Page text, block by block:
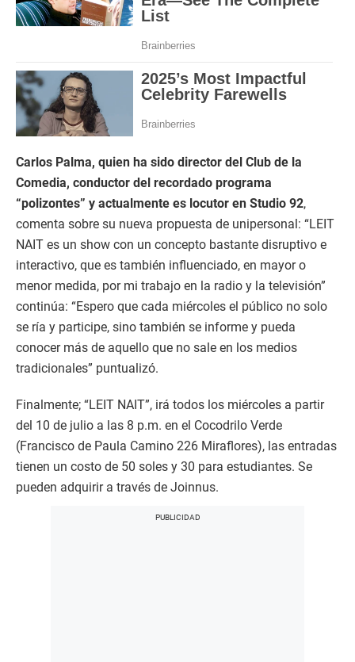
Carlos Palma, quien ha sido director del Club de la
Comedia, conductor del recordado programa
“polizontes” y actualmente es locutor en Studio 92,
comenta sobre su nueva propuesta de unipersonal: “LEIT
NAIT es un show con un concepto bastante disruptivo e
interactivo, que es también influenciado, en mayor o
menor medida, por mi trabajo en la radio y la televisión”
continúa: “Espero que cada miércoles el público no solo
se ría y participe, sino también se informe y pueda
conocer más de aquello que no sale en los medios
tradicionales” puntualizó.
Finalmente; “LEIT NAIT”, irá todos los miércoles a partir
del 10 de julio a las 8 p.m. en el Cocodrilo Verde
(Francisco de Paula Camino 226 Miraflores), las entradas
tienen un costo de 50 soles y 30 para estudiantes. Se
pueden adquirir a través de Joinnus.